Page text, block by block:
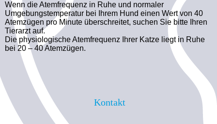
Wenn die Atemfrequenz in Ruhe und normaler
Umgebungstemperatur bei Ihrem Hund einen Wert von 40
Atemzügen pro Minute überschreitet, suchen Sie bitte Ihren
Tierarzt auf.
Die physiologische Atemfrequenz Ihrer Katze liegt in Ruhe
bei 20 – 40 Atemzügen.
Kontakt